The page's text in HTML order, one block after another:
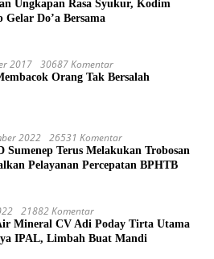
Ungkapan Rasa Syukur, Kodim
Gelar Do’a Bersama
2017 30687 Komentar
Orang Tak Bersalah
2022 26531 Komentar
Sumenep Terus Melakukan Trobosan
Pelayanan Percepatan BPHTB
21882 Komentar
Mineral CV Adi Poday Tirta Utama
IPAL, Limbah Buat Mandi